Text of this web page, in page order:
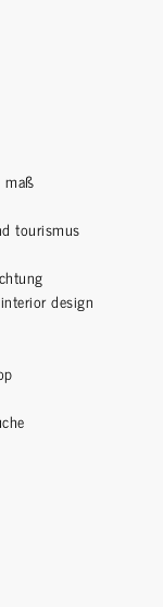
maß
tourismus
design